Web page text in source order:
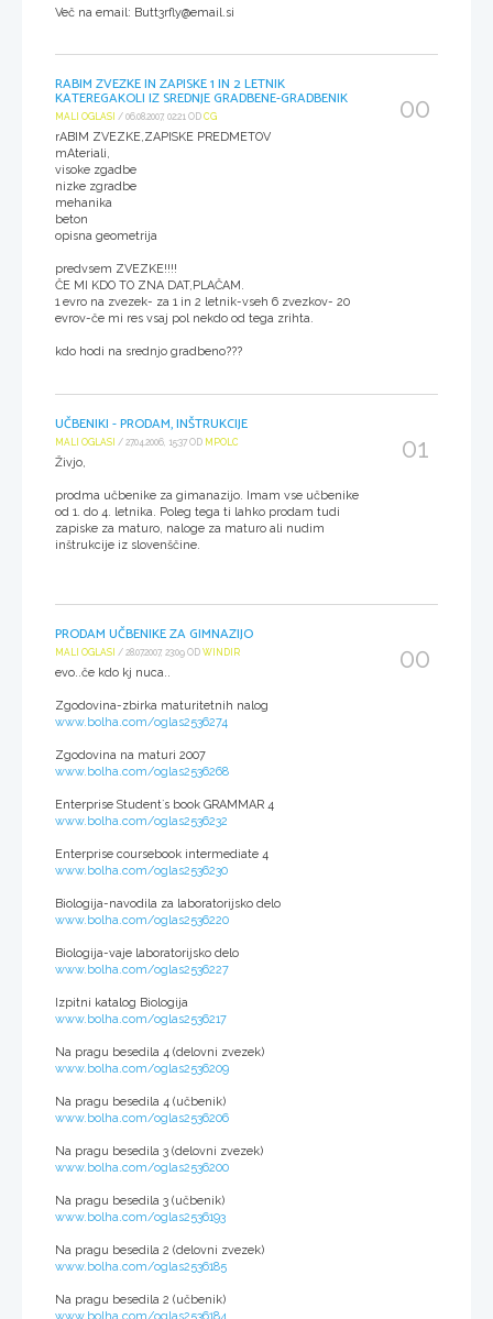
Več na email: Butt3rfly@email.si
RABIM ZVEZKE IN ZAPISKE 1 IN 2 LETNIK
KATEREGAKOLI IZ SREDNJE GRADBENE-GRADBENIK
MALI OGLASI / 06.08.2007, 02:21 OD CG
rABIM ZVEZKE,ZAPISKE PREDMETOV
mAteriali,
visoke zgadbe
nizke zgradbe
mehanika
beton
opisna geometrija
predvsem ZVEZKE!!!!
ČE MI KDO TO ZNA DAT,PLAČAM.
1 evro na zvezek- za 1 in 2 letnik-vseh 6 zvezkov- 20
evrov-če mi res vsaj pol nekdo od tega zrihta.
kdo hodi na srednjo gradbeno???
00
UČBENIKI - PRODAM, INŠTRUKCIJE
MALI OGLASI / 27.04.2006, 15:37 OD MPOLC
Živjo,
prodma učbenike za gimanazijo. Imam vse učbenike
od 1. do 4. letnika. Poleg tega ti lahko prodam tudi
zapiske za maturo, naloge za maturo ali nudim
inštrukcije iz slovenščine.
01
PRODAM UČBENIKE ZA GIMNAZIJO
MALI OGLASI / 28.07.2007, 23:09 OD WINDIR
evo..če kdo kj nuca..
Zgodovina-zbirka maturitetnih nalog
www.bolha.com/oglas2536274
Zgodovina na maturi 2007
www.bolha.com/oglas2536268
Enterprise Student`s book GRAMMAR 4
www.bolha.com/oglas2536232
Enterprise coursebook intermediate 4
www.bolha.com/oglas2536230
Biologija-navodila za laboratorijsko delo
www.bolha.com/oglas2536220
Biologija-vaje laboratorijsko delo
www.bolha.com/oglas2536227
Izpitni katalog Biologija
www.bolha.com/oglas2536217
Na pragu besedila 4 (delovni zvezek)
www.bolha.com/oglas2536209
Na pragu besedila 4 (učbenik)
www.bolha.com/oglas2536206
Na pragu besedila 3 (delovni zvezek)
www.bolha.com/oglas2536200
Na pragu besedila 3 (učbenik)
www.bolha.com/oglas2536193
Na pragu besedila 2 (delovni zvezek)
www.bolha.com/oglas2536185
Na pragu besedila 2 (učbenik)
00